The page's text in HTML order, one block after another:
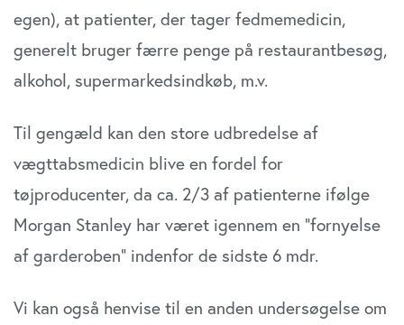
egen), at patienter, der tager fedmemedicin,
generelt bruger færre penge på restaurantbesøg,
alkohol, supermarkedsindkøb, m.v.
Til gengæld kan den store udbredelse af
vægttabsmedicin blive en fordel for
tøjproducenter, da ca. 2/3 af patienterne ifølge
Morgan Stanley har været igennem en ”fornyelse
af garderoben” indenfor de sidste 6 mdr.
Vi kan også henvise til en anden undersøgelse om